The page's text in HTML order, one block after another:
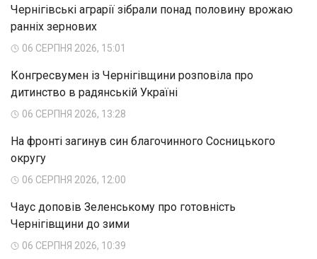
Чернігівські аграрії зібрали понад половину врожаю
ранніх зернових
06 СЕРПНЯ 2026, 15:01
Конгресвумен із Чернігівщини розповіла про
дитинство в радянській Україні
06 СЕРПНЯ 2026, 13:28
На фронті загинув син благочинного Сосницького
округу
06 СЕРПНЯ 2026, 12:00
Чаус доповів Зеленському про готовність
Чернігівщини до зими
06 СЕРПНЯ 2026, 10:39